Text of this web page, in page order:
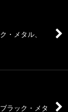
・メタル、
ラック・メタ